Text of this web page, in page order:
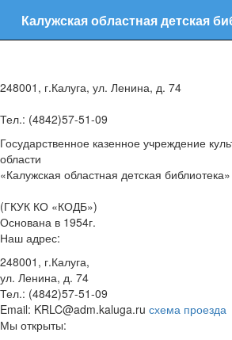
Калужская областная детская
248001, г.Калуга, ул. Ленина, д. 74
Тел.: (4842)57-51-09
Государственное казенное учреждение
области
«Калужская областная детская библиотека»
(ГКУК КО «КОДБ»)
Основана в 1954г.
Наш адрес:
248001, г.Калуга,
ул. Ленина, д. 74
Тел.: (4842)57-51-09
Email: KRLC@adm.kaluga.ru схема проезда
Мы открыты: